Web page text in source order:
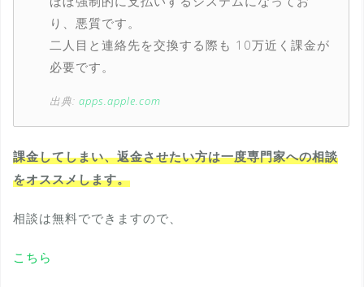
り、悪質です。
二人目と連絡先を交換する際も 10万近く課金が
必要です。
出典: apps.apple.com
課金してしまい、返金させたい方は一度専門家への相談
をオススメします。
相談は無料でできますので、
こちら